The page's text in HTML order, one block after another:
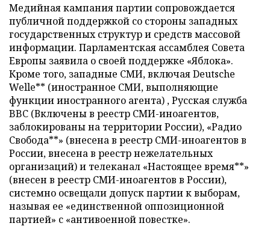
Медийная кампания партии сопровождается
публичной поддержкой со стороны западных
государственных структур и средств массовой
информации. Парламентская ассамблея Совета
Европы заявила о своей поддержке «Яблока».
Кроме того, западные СМИ, включая Deutsche
Welle** (иностранное СМИ, выполняющие
функции иностранного агента) , Русская служба
BBC (Включены в реестр СМИ-иноагентов,
заблокированы на территории России), «Радио
Свобода**» (внесена в реестр СМИ-иноагентов в
России, внесена в реестр нежелательных
организаций) и телеканал «Настоящее время**»
(внесен в реестр СМИ-иноагентов в России),
системно освещали допуск партии к выборам,
называя ее «единственной оппозиционной
партией» с «антивоенной повестке».